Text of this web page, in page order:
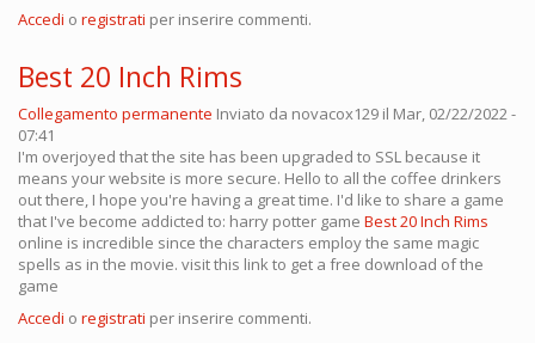
Accedi o registrati per inserire commenti.
Best 20 Inch Rims
Collegamento permanente Inviato da novacox129 il Mar, 02/22/2022 -
07:41
I'm overjoyed that the site has been upgraded to SSL because it
means your website is more secure. Hello to all the coffee drinkers
out there, I hope you're having a great time. I'd like to share a game
that I've become addicted to: harry potter game Best 20 Inch Rims
online is incredible since the characters employ the same magic
spells as in the movie. visit this link to get a free download of the
game
Accedi o registrati per inserire commenti.